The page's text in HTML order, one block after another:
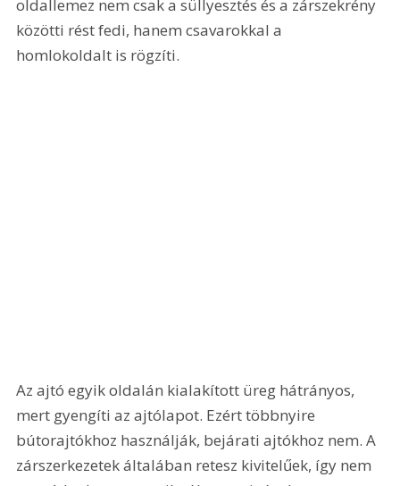
oldallemez nem csak a süllyesztés és a zárszekrény
közötti rést fedi, hanem csavarokkal a
homlokoldalt is rögzíti.
Az ajtó egyik oldalán kialakított üreg hátrányos,
mert gyengíti az ajtólapot. Ezért többnyire
bútorajtókhoz használják, bejárati ajtókhoz nem. A
zárszerkezetek általában retesz kivitelűek, így nem